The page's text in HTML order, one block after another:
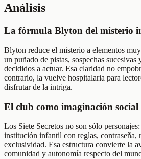
Análisis
La fórmula Blyton del misterio
Blyton reduce el misterio a elementos
un puñado de pistas, sospechas
decididos a actuar. Esa claridad no
contrario, la vuelve hospitalaria para
disfrutar de la intriga.
El club como imaginación social
Los Siete Secretos no son sólo
institución infantil con reglas, contraseña,
exclusividad. Esa estructura convierte la
comunidad y autonomía respecto del